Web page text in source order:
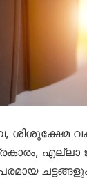
ശിശുക്ഷേമ
എല്ലാ